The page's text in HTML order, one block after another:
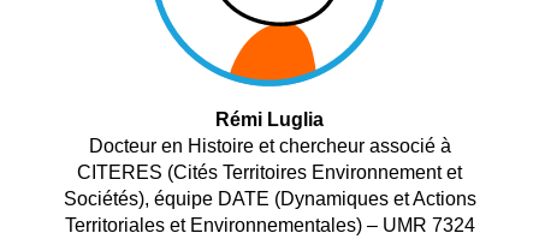
Rémi Luglia
Docteur en Histoire et chercheur associé à
CITERES (Cités Territoires Environnement et
Sociétés), équipe DATE (Dynamiques et Actions
Territoriales et Environnementales) – UMR 7324